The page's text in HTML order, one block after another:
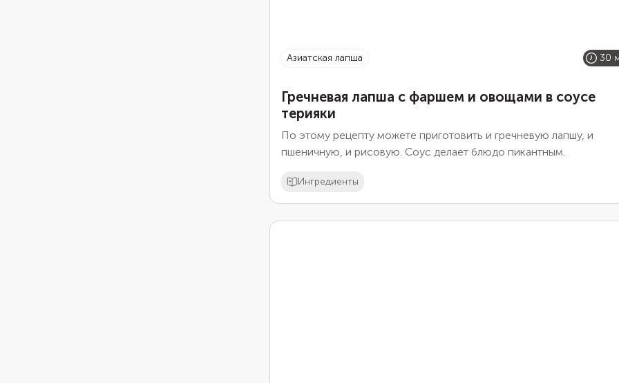
азиатская лапша 30
Гречневая лапша с фаршем и овощами в соусе
терияки
По этому рецепту можете приготовить и гречневую лапшу, и
пшеничную, и рисовую. Соус делает блюдо пикантным.
Ингредиенты